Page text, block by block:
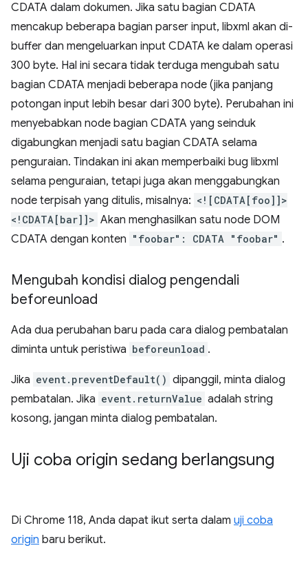
CDATA dalam dokumen. Jika satu bagian CDATA
mencakup beberapa bagian parser input, libxml akan di-
buffer dan mengeluarkan input CDATA ke dalam operasi
300 byte. Hal ini secara tidak terduga mengubah satu
bagian CDATA menjadi beberapa node (jika panjang
potongan input lebih besar dari 300 byte). Perubahan ini
menyebabkan node bagian CDATA yang seinduk
digabungkan menjadi satu bagian CDATA selama
penguraian. Tindakan ini akan memperbaiki bug libxml
selama penguraian, tetapi juga akan menggabungkan
node terpisah yang ditulis, misalnya: <![CDATA[foo]]>
<!CDATA[bar]]> Akan menghasilkan satu node DOM
CDATA dengan konten "foobar": CDATA "foobar" .
Mengubah kondisi dialog pengendali
beforeunload
Ada dua perubahan baru pada cara dialog pembatalan
diminta untuk peristiwa beforeunload .
Jika event.preventDefault() dipanggil, minta dialog
pembatalan. Jika event.returnValue adalah string
kosong, jangan minta dialog pembatalan.
Uji coba origin sedang berlangsung
Di Chrome 118, Anda dapat ikut serta dalam uji coba
origin baru berikut.